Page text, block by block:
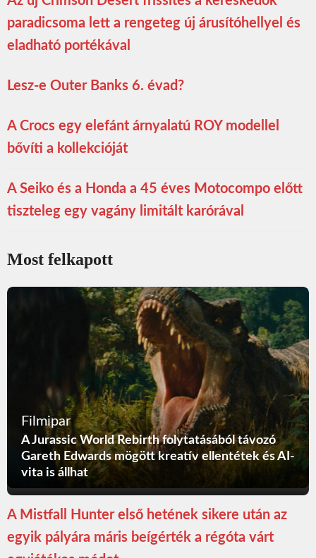
paradicsoma lett a rengeteg új árusítóhellyel és
eladható portékával
Lesz-e Outer Banks 6. évad?
A Crocs egy elefánt árnyalatú ROY modellel
bővíti a kollekcióját
A Seiko és a Honda a 45 éves Motocompo előtt
tiszteleg egy vagány limitált karórával
Most felkapott
Filmipar
A Jurassic World Rebirth folytatásából távozó
Gareth Edwards mögött kreatív ellentétek és AI-
vita is állhat
A Mistfall Hunter első hetének sikere után az
egyik pályára máris beígérték a régóta várt